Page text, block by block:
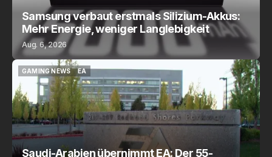
Samsung verbaut erstmals Silizium-Akkus:
Mehr Energie, weniger Langlebigkeit
Aug. 6, 2026
GAMING NEWS
GAMING NEWS
EA
EA
Saudi-Arabien übernimmt EA: Der 55-